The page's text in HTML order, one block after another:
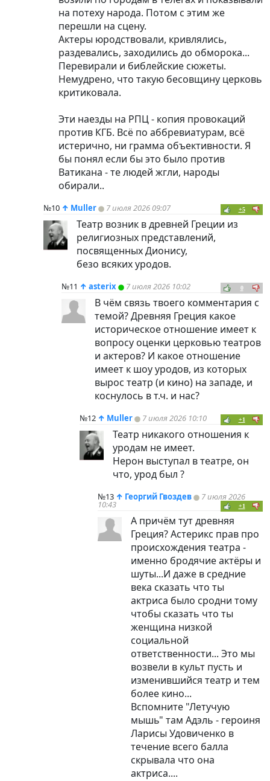
на потеху народа. Потом с этим же
перешли на сцену.
Актеры юродствовали, кривлялись,
раздевались, заходились до обморока...
Перевирали и библейские сюжеты.
Немудрено, что такую бесовщину церковь
критиковала.
Эти наезды на РПЦ - копия провокаций
против КГБ. Всё по аббревиатурам, всё
истерично, ни грамма объективности. Я
бы понял если бы это было против
Ватикана - те людей жгли, народы
обирали..
№10 ↑ Muller 7 июля 2026 09:07 +5
Театр возник в древней Греции из
религиозных представлений,
посвященных Дионису,
безо всяких уродов.
№11 ↑ asterix 7 июля 2026 10:02 0
В чём связь твоего комментария с
темой? Древняя Греция какое
историческое отношение имеет к
вопросу оценки церковью театров
и актеров? И какое отношение
имеет к шоу уродов, из которых
вырос театр (и кино) на западе, и
коснулось в т.ч. и нас?
№12 ↑ Muller 7 июля 2026 10:10 +1
Театр никакого отношения к
уродам не имеет.
Нерон выступал в театре, он
что, урод был ?
№13 ↑ Георгий Гвоздев 7 июля 2026
10:43 +1
А причём тут древняя
Греция? Астерикс прав про
происхождения театра -
именно бродячие актёры и
шуты...И даже в средние
века сказать что ты
актриса было сродни тому
чтобы сказать что ты
женщина низкой
социальной
ответственности... Это мы
возвели в культ пусть и
изменившийся театр и тем
более кино...
Вспомните "Летучую
мышь" там Адэль - героиня
Ларисы Удовиченко в
течение всего балла
скрывала что она
актриса....